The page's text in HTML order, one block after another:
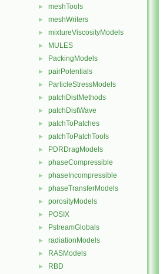
► meshTools
► meshWriters
► mixtureViscosityModels
► MULES
► PackingModels
► pairPotentials
► ParticleStressModels
► patchDistMethods
► patchDistWave
► patchToPatches
► patchToPatchTools
► PDRDragModels
► phaseCompressible
► phaseIncompressible
► phaseTransferModels
► porosityModels
► POSIX
► PstreamGlobals
► radiationModels
► RASModels
► RBD